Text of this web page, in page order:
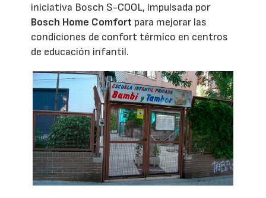
iniciativa Bosch S-COOL, impulsada por
Bosch Home Comfort para mejorar las
condiciones de confort térmico en centros
de educación infantil.